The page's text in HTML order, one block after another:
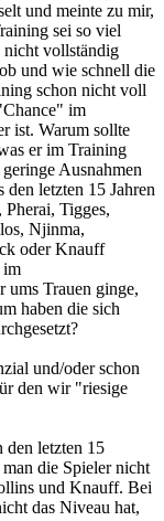
und meinte zu mir,
sei so viel
nicht vollständig
und wie schnell die
schon nicht voll
im
ist. Warum sollte
er im Training
Ausnahmen
den letzten 15 Jahren
Tigges,
Njinma,
oder Knauff
im
ums Trauen ginge,
haben die sich
und/oder schon
den wir "riesige
den letzten 15
die Spieler nicht
und Knauff. Bei
das Niveau hat,